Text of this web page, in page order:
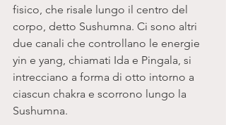
fisico, che risale lungo il centro del
corpo, detto Sushumna. Ci sono altri
due canali che controllano le energie
yin e yang, chiamati Ida e Pingala, si
intrecciano a forma di otto intorno a
ciascun chakra e scorrono lungo la
Sushumna.